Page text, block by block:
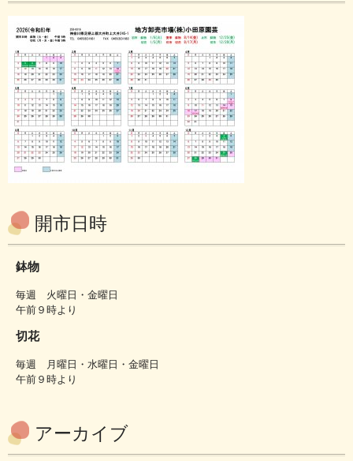
開市日時
鉢物
毎週 火曜日・金曜日
午前９時より
切花
毎週 月曜日・水曜日・金曜日
午前９時より
アーカイブ